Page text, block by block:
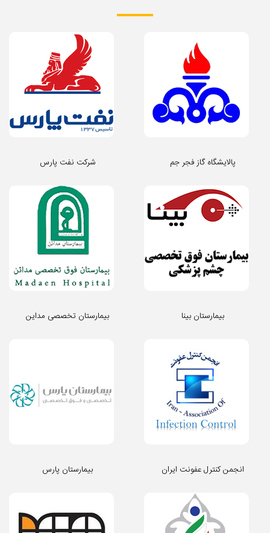
شرکت نفت پارس پالایشگاه گاز فجر جم
بیمارستان تخصصی مداین بیمارستان بینا
بیمارستان پارس انجمن کنترل عفونت ایران